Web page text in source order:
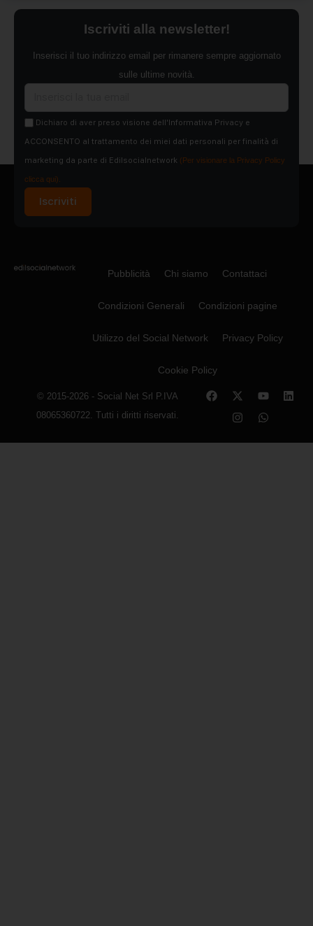
Iscriviti alla newsletter!
Inserisci il tuo indirizzo email per rimanere sempre aggiornato
sulle ultime novità.
Dichiaro di aver preso visione dell'Informativa Privacy e
ACCONSENTO al trattamento dei miei dati personali per finalità di
marketing da parte di Edilsocialnetwork (Per visionare la Privacy Policy
clicca qui).
Iscriviti
Pubblicità Chi siamo Contattaci
Condizioni Generali Condizioni pagine
Utilizzo del Social Network Privacy Policy
Cookie Policy
© 2015-2026 - Social Net Srl P.IVA
08065360722. Tutti i diritti riservati.